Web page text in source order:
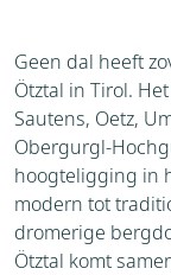
Brochure
Aanvraag
Thema's
Geen dal heeft
Ötztal in Tirol.
Sautens, Oetz,
Obergurgl-
hoogteligging in
modern tot
dromerige
Ötztal komt